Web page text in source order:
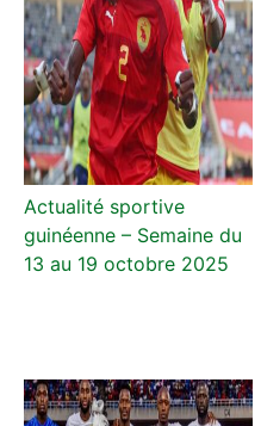
Actualité sportive
guinéenne – Semaine du
13 au 19 octobre 2025